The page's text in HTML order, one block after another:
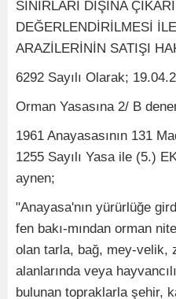
SINIRLARI DIŞINA
DEĞERLENDİRİLMESİ
ARAZİLERİNİN SATIŞI
6292 Sayılı Olarak;
Orman Yasasına 2/ B
1961 Anayasasının 131
1255 Sayılı Yasa ile (5.)
aynen;
"Anayasa'nın yürürlüğe
fen bakı-mından orman
olan tarla, bağ, mey-velik,
alanlarında veya
bulunan topraklarla şehir,